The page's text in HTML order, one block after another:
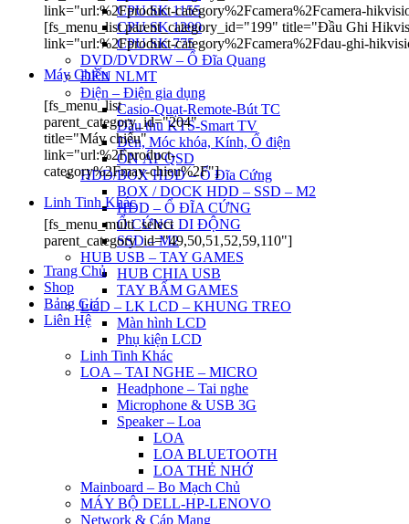
CPU SK 1155
CPU SK 1200
CPU SK 775
DVD/DVDRW – Ổ Đĩa Quang
ĐÈN NLMT
Điện – Điện gia dụng
Casio-Quạt-Remote-Bút TC
Đầu thu KTS-Smart TV
Đèn, Móc khóa, Kính, Ổ điện
ỔN ÁP QSD
HDD/BOX HDD – Ổ Đĩa Cứng
BOX / DOCK HDD – SSD – M2
HDD – Ổ ĐĨA CỨNG
Ổ CỨNG DI ĐỘNG
SSD – M2
HUB USB – TAY GAMES
HUB CHIA USB
TAY BẤM GAMES
LCD – LK LCD – KHUNG TREO
Màn hình LCD
Phụ kiện LCD
Linh Tinh Khác
LOA – TAI NGHE – MICRO
Headphone – Tai nghe
Microphone & USB 3G
Speaker – Loa
LOA
LOA BLUETOOTH
LOA THẺ NHỚ
Mainboard – Bo Mạch Chủ
MÁY BỘ DELL-HP-LENOVO
Network & Cáp Mạng
link="url:%2Fproduct-category%2Fcamera%2Fcamera-
[fs_menu_list parent_category_id="199" title="Đầu Ghi
link="url:%2Fproduct-category%2Fcamera%2Fdau-ghi-
Máy Chiếu
[fs_menu_list
parent_category_id="204"
title="Máy chiếu"
link="url:%2Fproduct-
category%2Fmay-chieu%2F"]
Linh Tinh Khác
[fs_menu_multi_select
parent_category_id="49,50,51,52,59,110"]
Trang Chủ
Shop
Bảng Giá
Liên Hệ